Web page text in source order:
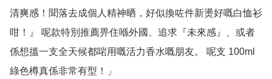
清爽感！聞落去成個人精神晒，好似換咗件新燙好嘅白恤衫
咁！』 呢款特別推薦畀住喺外國、追求『未來感』、或者
係想搵一支全天候都啱用嘅活力香水嘅朋友。 呢支 100ml
綠色樽真係非常有型！」